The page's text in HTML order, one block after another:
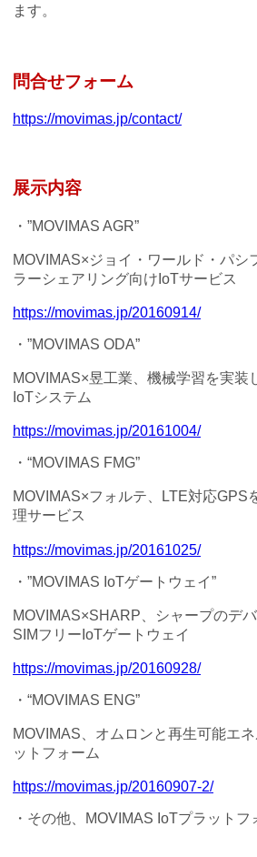
ます。
問合せフォーム
https://movimas.jp/contact/
展示内容
・”MOVIMAS AGR”
MOVIMAS×ジョイ・ワールド・パシ
ラーシェアリング向けIoTサービス
https://movimas.jp/20160914/
・”MOVIMAS ODA”
MOVIMAS×昱工業、機械学習を実装
IoTシステム
https://movimas.jp/20161004/
・“MOVIMAS FMG”
MOVIMAS×フォルテ、LTE対応GPS
理サービス
https://movimas.jp/20161025/
・”MOVIMAS IoTゲートウェイ”
MOVIMAS×SHARP、シャープのデ
SIMフリーIoTゲートウェイ
https://movimas.jp/20160928/
・“MOVIMAS ENG”
MOVIMAS、オムロンと再生可能エ
ットフォーム
https://movimas.jp/20160907-2/
・その他、MOVIMAS IoTプラットフ